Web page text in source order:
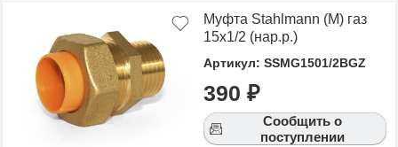
Муфта Stahlmann (M) газ
15х1/2 (нар.р.)
Артикул: SSMG1501/2BGZ
390 ₽
Сообщить о
поступлении